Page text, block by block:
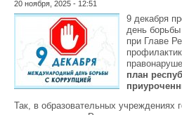
20 ноября, 2025 - 12:51
9 декабря
день
при Главе
план
Так, в образовательных учреждениях